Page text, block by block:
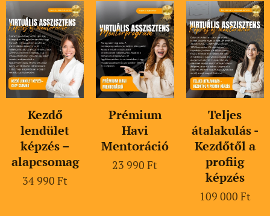
Kezdő
lendület
képzés –
alapcsomag
34 990 Ft
Prémium
Havi
Mentoráció
23 990 Ft
Teljes
átalakulás -
Kezdőtől a
profiig
képzés
109 000 Ft